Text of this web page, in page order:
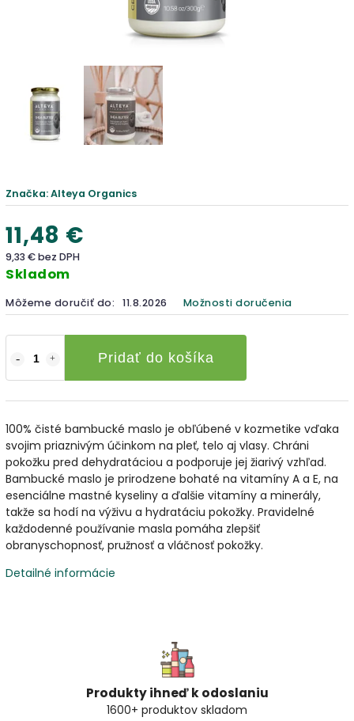
Značka:Alteya Organics
11,48 €
9,33 € bez DPH
Skladom
Môžeme doručiť do: 11.8.2026 Možnosti doručenia
Pridať do košíka
100% čisté bambucké maslo je obľúbené v kozmetike vďaka
svojim priaznivým účinkom na pleť, telo aj vlasy. Chráni
pokožku pred dehydratáciou a podporuje jej žiarivý vzhľad.
Bambucké maslo je prirodzene bohaté na vitamíny A a E, na
esenciálne mastné kyseliny a ďalšie vitamíny a minerály,
takže sa hodí na výživu a hydratáciu pokožky. Pravidelné
každodenné používanie masla pomáha zlepšiť
obranyschopnosť, pružnosť a vláčnosť pokožky.
Detailné informácie
Produkty ihneď k odoslaniu
1600+ produktov skladom